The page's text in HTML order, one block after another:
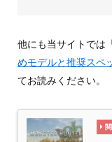
他にも当サイトでは
めモデルと推奨スペ
てお読みください。